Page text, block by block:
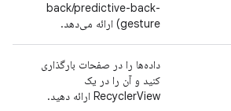
back/predictive-back-
gesture) ارائه می‌دهد.
داده‌ها را در صفحات بارگذاری
کنید و آن را در یک
RecyclerView ارائه دهید.